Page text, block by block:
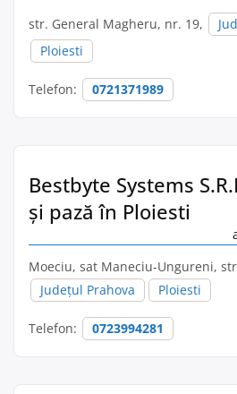
str. General Magheru, nr. 19,
Ploiesti
Telefon: 0721371989
Bestbyte Systems
și pază în Ploiesti
Moeciu, sat Maneciu-Ungureni,
Județul Prahova
Ploiesti
Telefon: 0723994281